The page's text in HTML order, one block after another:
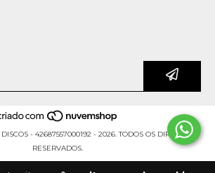
- 42687557000192 - 2026. TODOS OS DIREITOS
RESERVADOS.